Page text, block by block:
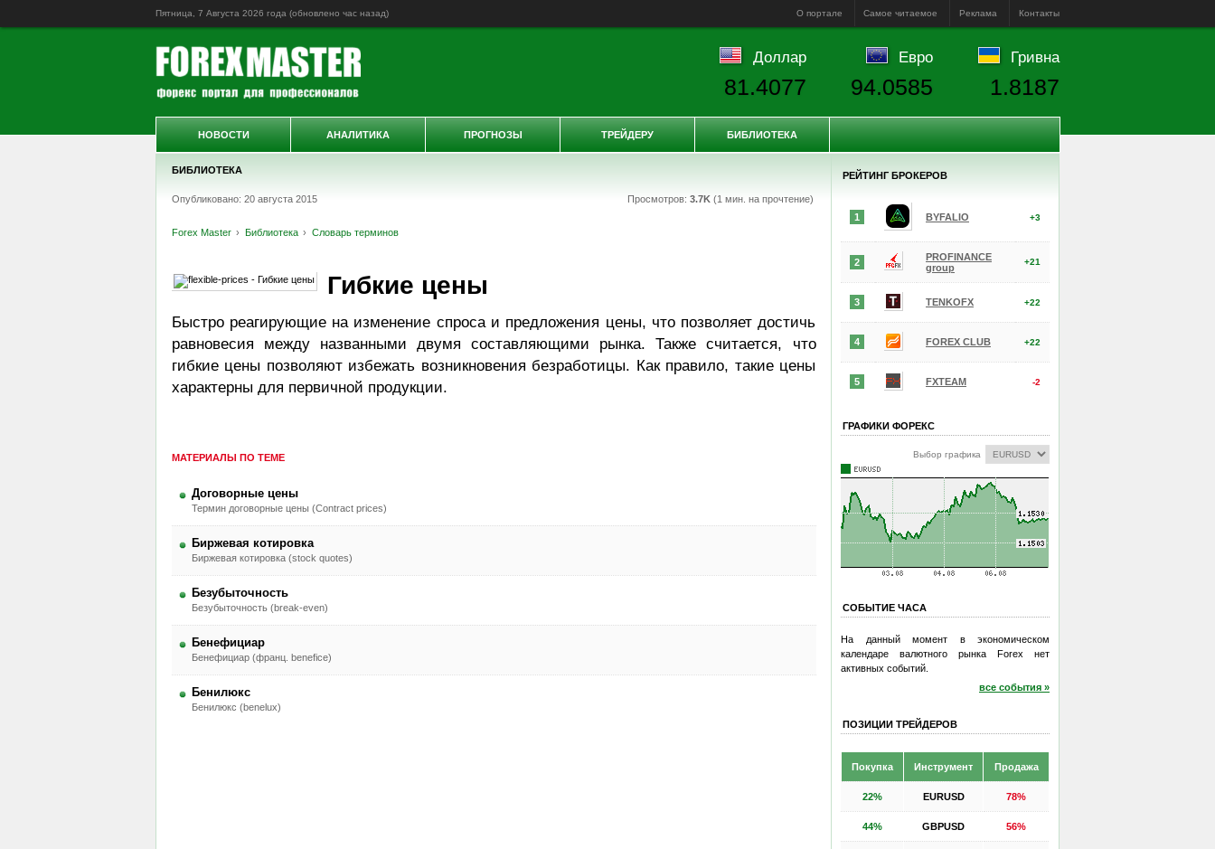
Пятница, 7 Августа 2026 года (обновлено час назад) О портале Самое читаемое Реклама Контакты
БИБЛИОТЕКА
Опубликовано: 20 августа 2015 Просмотров: 3.7K(1 мин. на прочтение)
Forex Master Библиотека Словарь терминов
Гибкие цены
Быстро реагирующие на изменение спроса и предложения цены, что позволяет достичь
равновесия между названными двумя составляющими рынка. Также считается, что
гибкие цены позволяют избежать возникновения безработицы. Как правило, такие цены
характерны для первичной продукции.
МАТЕРИАЛЫ ПО ТЕМЕ
Договорные цены
Термин договорные цены (Contract prices)
Биржевая котировка
Биржевая котировка (stock quotes)
Безубыточность
Безубыточность (break-even)
Бенефициар
Бенефициар (франц. benefice)
Бенилюкс
Бенилюкс (benelux)
РЕЙТИНГ БРОКЕРОВ
1 BYFALIO +3
2
PROFINANCE
group
+21
3 TENKOFX +22
4 FOREX CLUB +22
5 FXTEAM -2
ГРАФИКИ ФОРЕКС
Выбор графика
СОБЫТИЕ ЧАСА
На данный момент в экономическом
календаре валютного рынка Forex нет
активных событий.
все события »
ПОЗИЦИИ ТРЕЙДЕРОВ
Покупка Инструмент Продажа
22% EURUSD 78%
44% GBPUSD 56%
Доллар
81.4077
Евро
94.0585
Гривна
1.8187
НОВОСТИ АНАЛИТИКА ПРОГНОЗЫ ТРЕЙДЕРУ БИБЛИОТЕКА